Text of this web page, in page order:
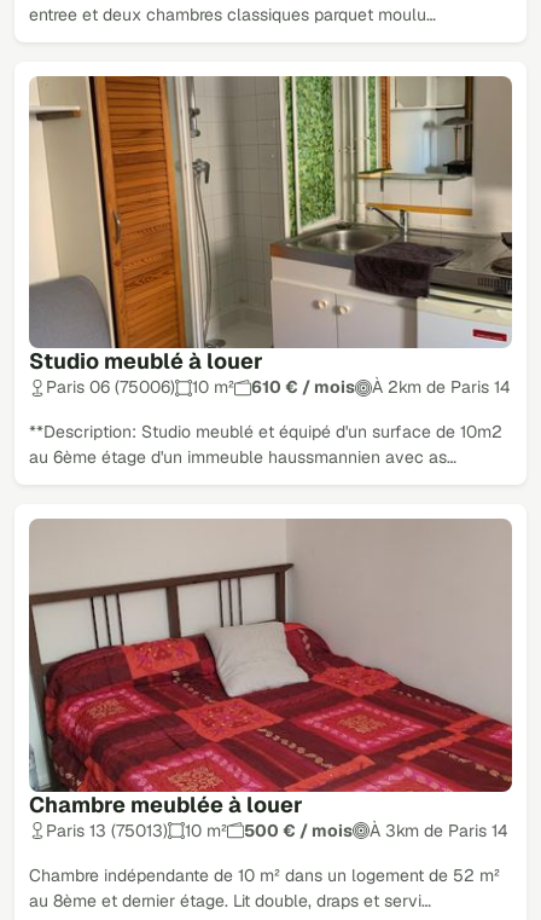
entree et deux chambres classiques parquet moulu…
Studio meublé à louer
Paris 06 (75006) 10 m² 610 € / mois À 2km de Paris 14
**Description: Studio meublé et équipé d'un surface de 10m2
au 6ème étage d'un immeuble haussmannien avec as…
Chambre meublée à louer
Paris 13 (75013) 10 m² 500 € / mois À 3km de Paris 14
Chambre indépendante de 10 m² dans un logement de 52 m²
au 8ème et dernier étage. Lit double, draps et servi…